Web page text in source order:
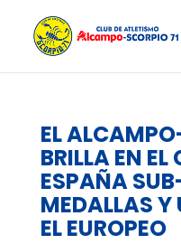
EL
BRILLA EN
ESPAÑA
MEDALLAS Y
EL EUROPEO